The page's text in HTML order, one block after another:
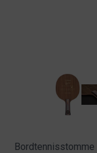
Bordtennisstomme